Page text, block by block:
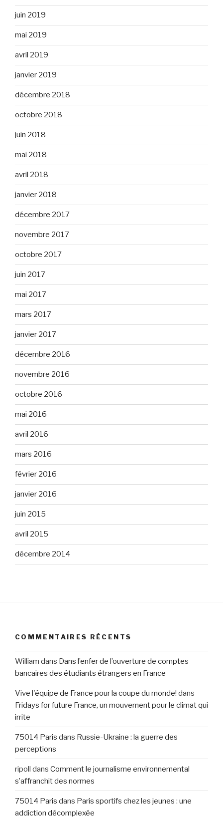
juin 2019
mai 2019
avril 2019
janvier 2019
décembre 2018
octobre 2018
juin 2018
mai 2018
avril 2018
janvier 2018
décembre 2017
novembre 2017
octobre 2017
juin 2017
mai 2017
mars 2017
janvier 2017
décembre 2016
novembre 2016
octobre 2016
mai 2016
avril 2016
mars 2016
février 2016
janvier 2016
juin 2015
avril 2015
décembre 2014
COMMENTAIRES RÉCENTS
William dans Dans l’enfer de l’ouverture de comptes
bancaires des étudiants étrangers en France
Vive l'équipe de France pour la coupe du monde! dans
Fridays for future France, un mouvement pour le climat qui
irrite
75014 Paris dans Russie-Ukraine : la guerre des
perceptions
ripoll dans Comment le journalisme environnemental
s’affranchit des normes
75014 Paris dans Paris sportifs chez les jeunes : une
addiction décomplexée